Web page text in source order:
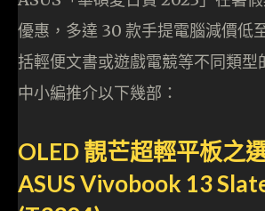
優惠，多達 30 款手提電腦減價低
括輕便文書或遊戲電競等不同類型
中小編推介以下幾部：
OLED 靚芒超輕平板之
ASUS Vivobook 13